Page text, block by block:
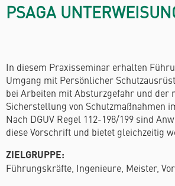
PSAGA
In diesem Praxisseminar erhalten
Umgang mit Persönlicher
bei Arbeiten mit Absturzgefahr und der
Sicherstellung von Schutzmaßnahmen
Nach DGUV Regel 112-198/199 sind
diese Vorschrift und bietet gleichzeitig
ZIELGRUPPE:
Führungskräfte, Ingenieure, Meister,